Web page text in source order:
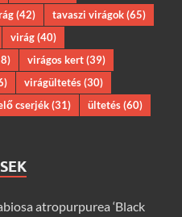
(42) tavaszi virágok(65)
virág(40)
virágos kert(39)
virágültetés(30)
cserjék(31) ültetés(60)
atropurpurea ‘Black